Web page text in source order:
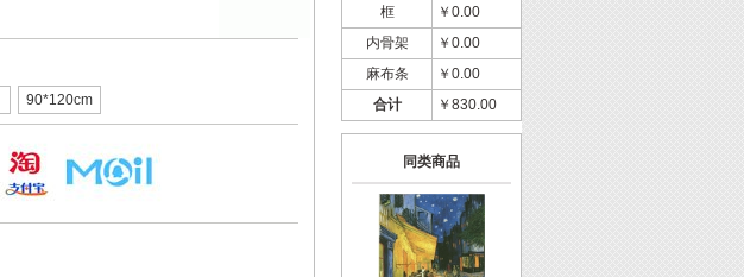
90*120cm
框
￥0.00
内骨架
￥0.00
麻布条
￥0.00
合计
￥830.00
同类商品